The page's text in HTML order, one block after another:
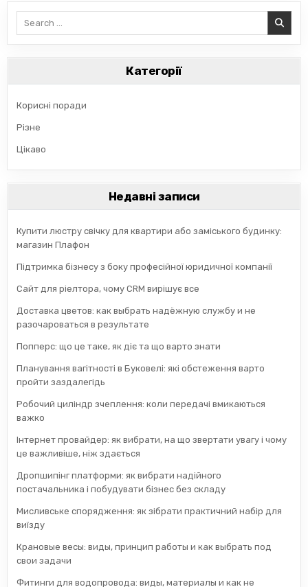
Категорії
Корисні поради
Різне
Цікаво
Недавні записи
Купити люстру свічку для квартири або заміського будинку:
магазин Плафон
Підтримка бізнесу з боку професійної юридичної компанії
Сайт для ріелтора, чому CRM вирішує все
Доставка цветов: как выбрать надёжную службу и не
разочароваться в результате
Попперс: що це таке, як діє та що варто знати
Планування вагітності в Буковелі: які обстеження варто
пройти заздалегідь
Робочий циліндр зчеплення: коли передачі вмикаються
важко
Інтернет провайдер: як вибрати, на що звертати увагу і чому
це важливіше, ніж здається
Дропшипінг платформи: як вибрати надійного
постачальника і побудувати бізнес без складу
Мисливське спорядження: як зібрати практичний набір для
виїзду
Крановые весы: виды, принцип работы и как выбрать под
свои задачи
Фитинги для водопровода: виды, материалы и как не